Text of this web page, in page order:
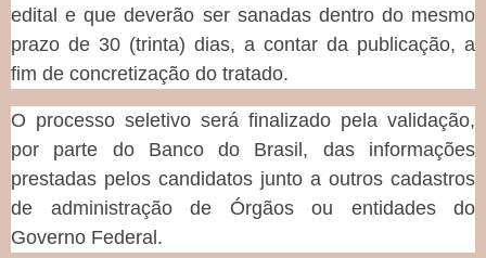
edital e que deverão ser sanadas dentro do mesmo
prazo de 30 (trinta) dias, a contar da publicação, a
fim de concretização do tratado.
O processo seletivo será finalizado pela validação,
por parte do Banco do Brasil, das informações
prestadas pelos candidatos junto a outros cadastros
de administração de Órgãos ou entidades do
Governo Federal.